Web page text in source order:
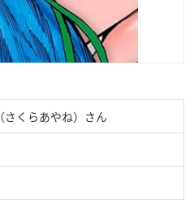
（さくらあやね）さん